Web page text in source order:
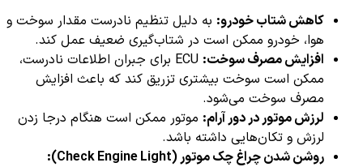
کاهش شتاب خودرو: به دلیل تنظیم نادرست مقدار سوخت و
هوا، خودرو ممکن است در شتاب‌گیری ضعیف عمل کند.
افزایش مصرف سوخت:
ECU برای جبران اطلاعات نادرست،
ممکن است سوخت بیشتری تزریق کند که باعث افزایش
مصرف سوخت می‌شود.
لرزش موتور در دور آرام: موتور ممکن است هنگام درجا زدن
لرزش و تکان‌هایی داشته باشد.
روشن شدن چراغ چک موتور (Check Engine Light):